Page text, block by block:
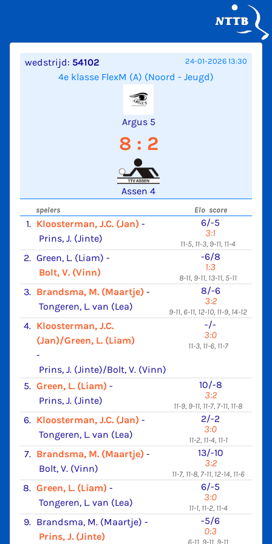
wedstrijd: 54102 24-01-2026 13:30
4e klasse FlexM (A) (Noord - Jeugd)
Argus 5
8 : 2
Assen 4
spelers Elo score
1. Kloosterman, J.C. (Jan) -
Prins, J. (Jinte)
6/-5
3:1
11-5, 11-3, 9-11, 11-4
2. Green, L. (Liam) -
Bolt, V. (Vinn)
-6/8
1:3
8-11, 9-11, 13-11, 5-11
3. Brandsma, M. (Maartje) -
Tongeren, L. van (Lea)
8/-6
3:2
9-11, 6-11, 12-10, 11-9, 14-12
4. Kloosterman, J.C.
(Jan)/Green, L. (Liam)
-
Prins, J. (Jinte)/Bolt, V. (Vinn)
-/-
3:0
11-3, 11-6, 11-7
5. Green, L. (Liam) -
Prins, J. (Jinte)
10/-8
3:2
11-9, 9-11, 11-7, 7-11, 11-8
6. Kloosterman, J.C. (Jan) -
Tongeren, L. van (Lea)
2/-2
3:0
11-2, 11-4, 11-1
7. Brandsma, M. (Maartje) -
Bolt, V. (Vinn)
13/-10
3:2
11-7, 11-8, 7-11, 12-14, 11-6
8. Green, L. (Liam) -
Tongeren, L. van (Lea)
6/-5
3:0
11-1, 11-2, 11-4
9. Brandsma, M. (Maartje) -
Prins, J. (Jinte)
-5/6
0:3
6-11, 9-11, 9-11